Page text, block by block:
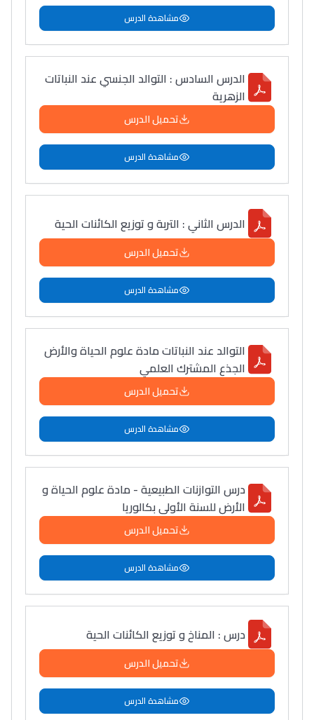
مشاهدة الدرس
الدرس السادس : التوالد الجنسي عند النباتات
الزهرية
تحميل الدرس
مشاهدة الدرس
الدرس الثاني : التربة و توزيع الكائنات الحية
تحميل الدرس
مشاهدة الدرس
التوالد عند النباتات مادة علوم الحياة والأرض
الجذع المشترك العلمي
تحميل الدرس
مشاهدة الدرس
درس التوازنات الطبيعية - مادة علوم الحياة و
الأرض للسنة الأولى بكالوريا
تحميل الدرس
مشاهدة الدرس
درس : المناخ و توزيع الكائنات الحية
تحميل الدرس
مشاهدة الدرس